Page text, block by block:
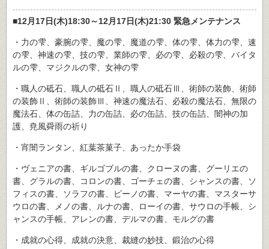
■12月17日(木)18:30～12月17日(木)21:30 緊急メンテナンス
・力の雫、豪腕の雫、魔の雫、魔道の雫、体の雫、体力の雫、速
の雫、神速の雫、技の雫、業師の雫、必の雫、必殺の雫、バイタ
ルの雫、マジクルの雫、女神の雫
・職人の砥石、職人の砥石Ⅱ、職人の砥石Ⅲ、術師の装飾、術師
の装飾Ⅱ、術師の装飾Ⅲ、神速の魔法石、必殺の魔法石、無限の
魔法石、体の缶詰、力の缶詰、必の缶詰、技の缶詰、闇神の加
護、尭風舜雨の祈り
・宵闇ランタン、紅葉茶菓子、あったか手袋
・ヴェニアの書、ギルゴブルの書、クローヌの書、グーリエの
書、グラルの書、コロンの書、ゴーチェの書、シャンスの書、ソ
フィスの書、ソラフの書、ピーノの書、マーヤの書、マスターサ
ウロの書、メノの書、ルナの書、ローイの書、サウロの手帳、シ
ャンスの手帳、アレンの書、デルマの書、モルグの書
・成就の心得、成就の決意、裁縫の妙技、鍛治の心得